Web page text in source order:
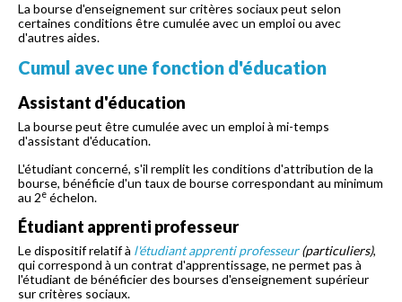
La bourse d'enseignement sur critères sociaux peut selon
certaines conditions être cumulée avec un emploi ou avec
d'autres aides.
Cumul avec une fonction d'éducation
Assistant d'éducation
La bourse peut être cumulée avec un emploi à mi-temps
d'assistant d'éducation.
L'étudiant concerné, s'il remplit les conditions d'attribution de la
bourse, bénéficie d'un taux de bourse correspondant au minimum
au 2e échelon.
Étudiant apprenti professeur
Le dispositif relatif à l'étudiant apprenti professeur(particuliers),
qui correspond à un contrat d'apprentissage, ne permet pas à
l'étudiant de bénéficier des bourses d'enseignement supérieur
sur critères sociaux.